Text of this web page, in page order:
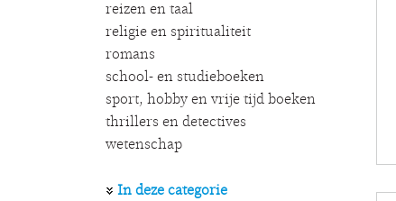
reizen en taal
religie en spiritualiteit
romans
school- en studieboeken
sport, hobby en vrije tijd boeken
thrillers en detectives
wetenschap
In deze categorie